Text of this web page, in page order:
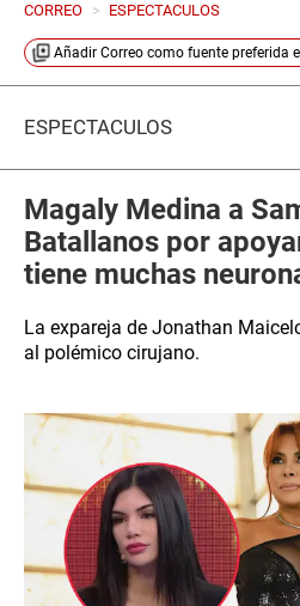
CORREO > ESPECTACULOS
Añadir Correo como fuente preferida
ESPECTÁCULOS
Magaly Medina a
Batallanos por
tiene muchas
La expareja de Jonathan
al polémico cirujano.